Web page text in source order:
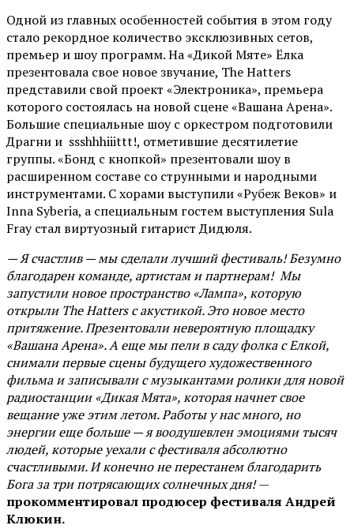
Одной из главных особенностей события в этом году
стало рекордное количество эксклюзивных сетов,
премьер и шоу программ. На «Дикой Мяте» Ёлка
презентовала свое новое звучание, The Hatters
представили свой проект «Электроника», премьера
которого состоялась на новой сцене «Вашана Арена».
Большие специальные шоу с оркестром подготовили
Драгни и ssshhhiiittt!, отметившие десятилетие
группы. «Бонд с кнопкой» презентовали шоу в
расширенном составе со струнными и народными
инструментами. С хорами выступили «Рубеж Веков» и
Inna Syberia, а специальным гостем выступления Sula
Fray стал виртуозный гитарист Дидюля.
— Я счастлив — мы сделали лучший фестиваль! Безумно
благодарен команде, артистам и партнерам! Мы
запустили новое пространство «Лампа», которую
открыли The Hatters с акустикой. Это новое место
притяжение. Презентовали невероятную площадку
«Вашана Арена». А еще мы пели в саду фолка с Елкой,
снимали первые сцены будущего художественного
фильма и записывали с музыкантами ролики для новой
радиостанции «Дикая Мята», которая начнет свое
вещание уже этим летом. Работы у нас много, но
энергии еще больше — я воодушевлен эмоциями тысяч
людей, которые уехали с фестиваля абсолютно
счастливыми. И конечно не перестанем благодарить
Бога за три потрясающих солнечных дня!—
прокомментировал продюсер фестиваля Андрей
Клюкин.